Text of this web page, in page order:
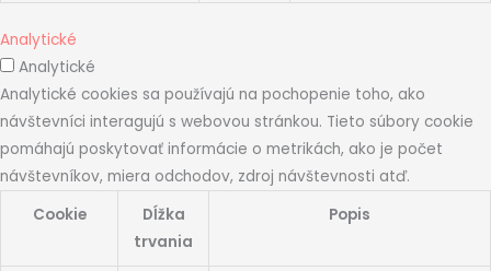
Analytické
Analytické
Analytické cookies sa používajú na pochopenie toho, ako
návštevníci interagujú s webovou stránkou. Tieto súbory cookie
pomáhajú poskytovať informácie o metrikách, ako je počet
návštevníkov, miera odchodov, zdroj návštevnosti atď.
Cookie
Dĺžka
trvania
Popis